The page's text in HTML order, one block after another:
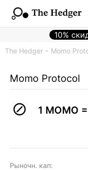
10%
The Hedger Momo
Momo Protocol
1 MOMO =
Рыночн. кап: